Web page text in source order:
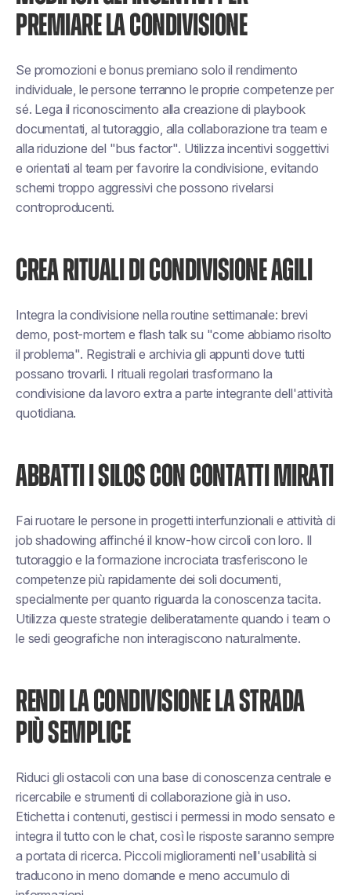
PREMIARE LA CONDIVISIONE
Se promozioni e bonus premiano solo il rendimento
individuale, le persone terranno le proprie competenze per
sé. Lega il riconoscimento alla creazione di playbook
documentati, al tutoraggio, alla collaborazione tra team e
alla riduzione del "bus factor". Utilizza incentivi soggettivi
e orientati al team per favorire la condivisione, evitando
schemi troppo aggressivi che possono rivelarsi
controproducenti.
CREA RITUALI DI CONDIVISIONE AGILI
Integra la condivisione nella routine settimanale: brevi
demo, post-mortem e flash talk su "come abbiamo risolto
il problema". Registrali e archivia gli appunti dove tutti
possano trovarli. I rituali regolari trasformano la
condivisione da lavoro extra a parte integrante dell'attività
quotidiana.
ABBATTI I SILOS CON CONTATTI MIRATI
Fai ruotare le persone in progetti interfunzionali e attività di
job shadowing affinché il know-how circoli con loro. Il
tutoraggio e la formazione incrociata trasferiscono le
competenze più rapidamente dei soli documenti,
specialmente per quanto riguarda la conoscenza tacita.
Utilizza queste strategie deliberatamente quando i team o
le sedi geografiche non interagiscono naturalmente.
RENDI LA CONDIVISIONE LA STRADA
PIÙ SEMPLICE
Riduci gli ostacoli con una base di conoscenza centrale e
ricercabile e strumenti di collaborazione già in uso.
Etichetta i contenuti, gestisci i permessi in modo sensato e
integra il tutto con le chat, così le risposte saranno sempre
a portata di ricerca. Piccoli miglioramenti nell'usabilità si
traducono in meno domande e meno accumulo di